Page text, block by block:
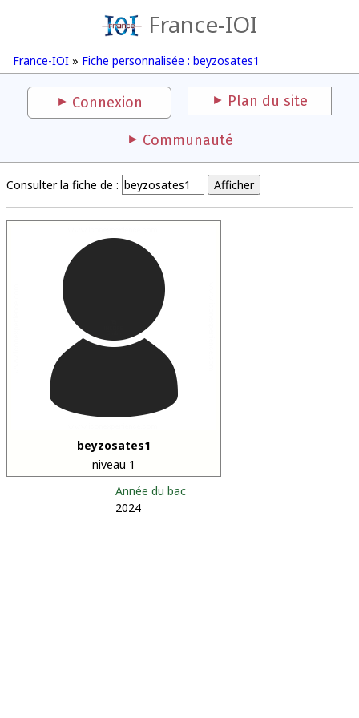
France-IOI
France-IOI » Fiche personnalisée : beyzosates1
Connexion Plan du site
Communauté
Consulter la fiche de :
beyzosates1
niveau 1
Année du bac
2024